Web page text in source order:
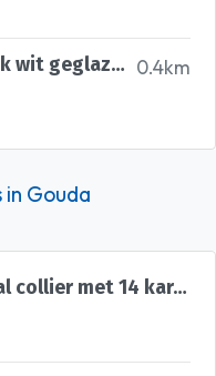
0.4km
Ikea lack wandplank wit geglazuurd eiken 190cm
Gouda
2 baans Bloedkoraal collier met 14 karaat gouden sluiting